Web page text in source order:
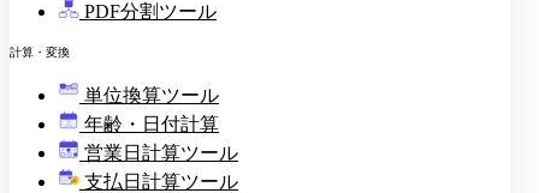
PDF分割ツール
計算・変換
単位換算ツール
年齢・日付計算
営業日計算ツール
¥ 支払日計算ツール